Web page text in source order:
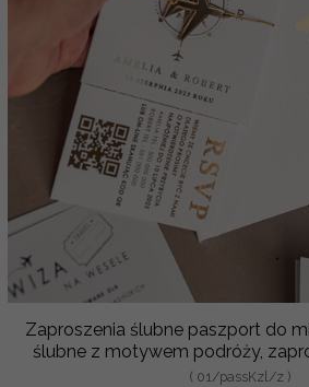
Zaproszenia ślubne paszport do
ślubne z motywem podróży,
( 01/passKzl/z )